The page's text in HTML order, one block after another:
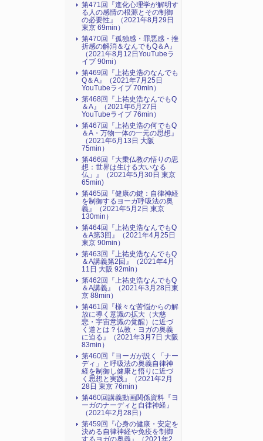
第471回『進化心理学が解明す
る人の感情の根源とその制御
の必要性』（2021年8月29日
東京 69min）
第470回『孤独感・罪悪感・挫
折感の解消＆なんでもQ＆A』
（2021年8月12日YouTubeラ
イブ 90mi）
第469回『上祐史浩のなんでも
Q＆A』（2021年7月25日
YouTubeライブ 70min）
第468回『上祐史浩なんでもQ
＆A』（2021年6月27日
YouTubeライブ 76min）
第467回『上祐史浩の何でもQ
＆A・万物一体の一元の思想』
（2021年6月13日 大阪
75min）
第466回『大乗仏教の悟りの思
想：世界は生ける大いなる
仏」』（2021年5月30日 東京
65min)
第465回『健康の鍵：自律神経
を制御するヨーガ呼吸法の奥
義』（2021年5月2日 東京
130min）
第464回『上祐史浩なんでもQ
＆A第3回』（2021年4月25日
東京 90min）
第463回『上祐史浩なんでもQ
＆A講義第2回』（2021年4月
11日 大阪 92min）
第462回『上祐史浩なんでもQ
＆A講義』（2021年3月28日東
京 88min）
第461回『様々な苦悩からの解
放に導く意識の拡大（大慈
悲・宇宙意識の覚醒）に近づ
く道とは？仏教・ヨガの奥義
に迫る』（2021年3月7日 大阪
83min）
第460回『ヨーガが説く「ナー
ディ」と呼吸法の奥義自律神
経を制御し健康と悟りに近づ
く思想と実践』（2021年2月
28日 東京 76min）
第460回講義動画関係資料『ヨ
ーガのナーディと自律神経』
（2021年2月28日）
第459回『心身の健康・安定を
決める自律神経や免疫を制御